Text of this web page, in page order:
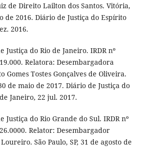
de Direito Lailton dos Santos. Vitória,
de 2016. Diário de Justiça do Espírito
2016.
Justiça do Rio de Janeiro. IRDR nº
Relatora: Desembargadora
Gomes Tostes Gonçalves de Oliveira.
de maio de 2017. Diário de Justiça do
Janeiro, 22 jul. 2017.
Justiça do Rio Grande do Sul. IRDR nº
Relator: Desembargador
São Paulo, SP, 31 de agosto de